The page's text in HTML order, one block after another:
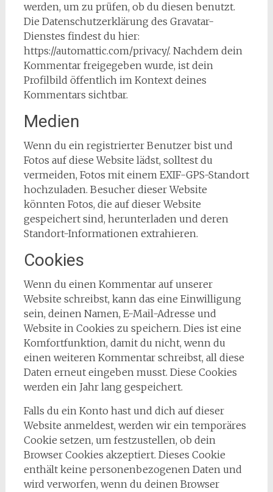
werden, um zu prüfen, ob du diesen benutzt.
Die Datenschutzerklärung des Gravatar-
Dienstes findest du hier:
https://automattic.com/privacy/. Nachdem dein
Kommentar freigegeben wurde, ist dein
Profilbild öffentlich im Kontext deines
Kommentars sichtbar.
Medien
Wenn du ein registrierter Benutzer bist und
Fotos auf diese Website lädst, solltest du
vermeiden, Fotos mit einem EXIF-GPS-Standort
hochzuladen. Besucher dieser Website
könnten Fotos, die auf dieser Website
gespeichert sind, herunterladen und deren
Standort-Informationen extrahieren.
Cookies
Wenn du einen Kommentar auf unserer
Website schreibst, kann das eine Einwilligung
sein, deinen Namen, E-Mail-Adresse und
Website in Cookies zu speichern. Dies ist eine
Komfortfunktion, damit du nicht, wenn du
einen weiteren Kommentar schreibst, all diese
Daten erneut eingeben musst. Diese Cookies
werden ein Jahr lang gespeichert.
Falls du ein Konto hast und dich auf dieser
Website anmeldest, werden wir ein temporäres
Cookie setzen, um festzustellen, ob dein
Browser Cookies akzeptiert. Dieses Cookie
enthält keine personenbezogenen Daten und
wird verworfen, wenn du deinen Browser